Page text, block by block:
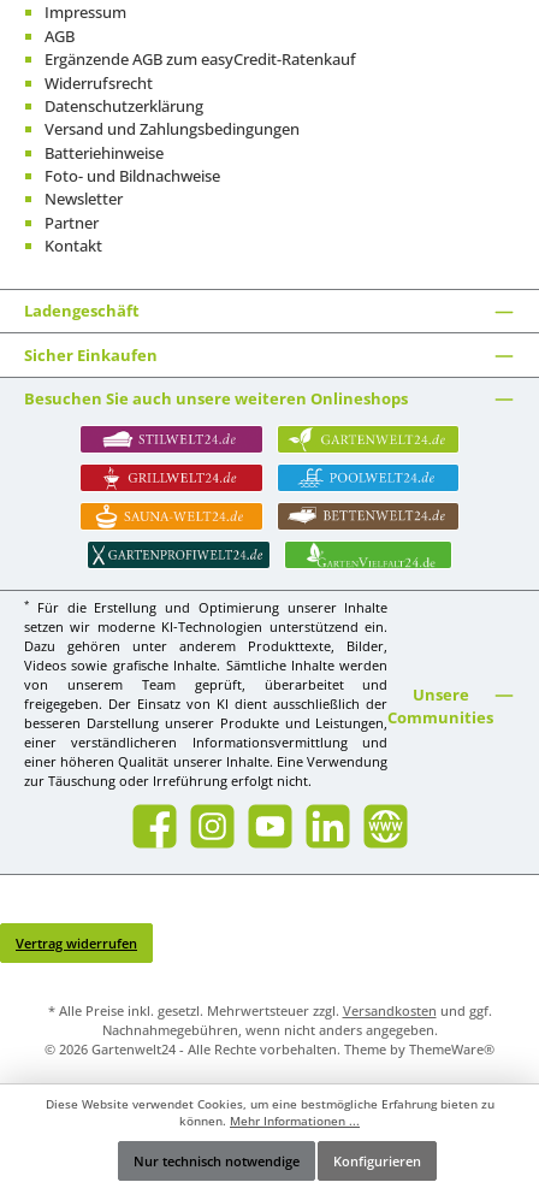
Impressum
AGB
Ergänzende AGB zum easyCredit-Ratenkauf
Widerrufsrecht
Datenschutzerklärung
Versand und Zahlungsbedingungen
Batteriehinweise
Foto- und Bildnachweise
Newsletter
Partner
Kontakt
Ladengeschäft
Sicher Einkaufen
Besuchen Sie auch unsere weiteren Onlineshops
*
Für die Erstellung und Optimierung unserer Inhalte
setzen wir moderne KI-Technologien unterstützend ein.
Dazu gehören unter anderem Produkttexte, Bilder,
Videos sowie grafische Inhalte. Sämtliche Inhalte werden
von unserem Team geprüft, überarbeitet und
freigegeben. Der Einsatz von KI dient ausschließlich der
besseren Darstellung unserer Produkte und Leistungen,
einer verständlicheren Informationsvermittlung und
einer höheren Qualität unserer Inhalte. Eine Verwendung
zur Täuschung oder Irreführung erfolgt nicht.
Unsere
Communities
Facebook InstagramYouTube LinkedIn Website
Vertrag widerrufen
* Alle Preise inkl. gesetzl. Mehrwertsteuer zzgl. Versandkosten und ggf.
Nachnahmegebühren, wenn nicht anders angegeben.
© 2026 Gartenwelt24 - Alle Rechte vorbehalten. Theme by ThemeWare®
Diese Website verwendet Cookies, um eine bestmögliche Erfahrung bieten zu
können. Mehr Informationen ...
Nur technisch notwendige Konfigurieren